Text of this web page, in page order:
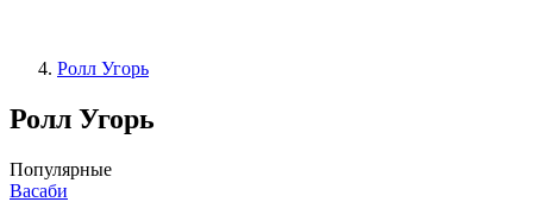
Ролл Угорь
Ролл Угорь
Популярные
Васаби